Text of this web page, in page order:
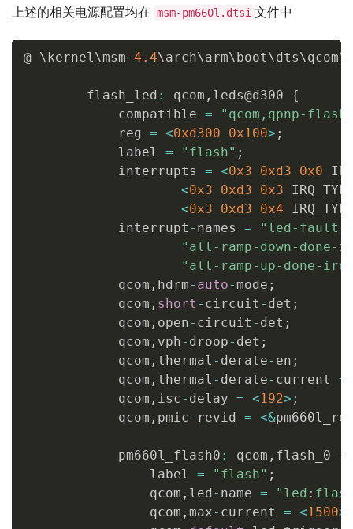
上述的相关电源配置均在 msm-pm660l.dtsi 文件中
@ \kernel\msm-4.4
        flash_led
: qcom , leds@d300 {
            compatible
=
"qcom,qpnp-
            reg
= <0xd300 0x100> ;
            label
= "flash" ;
            interrupts
= <0x3 0xd3 0x0
<0x3 0xd3 0x3
<0x3 0xd3 0x4
            interrupt
- names =
"led-fault-
"all-ramp-down-done-
"all-ramp-up-done-
            qcom
, hdrm- auto-mode ;
            qcom
, short - circuit - det ;
            qcom
, open- circuit - det ;
            qcom
, vph- droop- det ;
            qcom
, thermal - derate- en ;
            qcom
, thermal - derate- current =
            qcom
, isc- delay = <192> ;
            qcom
, pmic- revid = <&
            pm660l_flash0
: qcom , flash_0 {
                label
= "flash" ;
                qcom
, led- name =
                qcom
, max- current = <1500>